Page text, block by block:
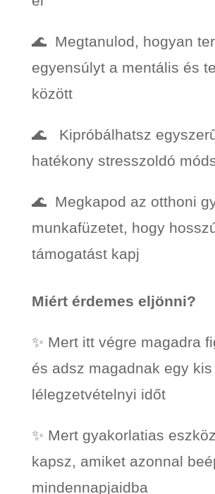
🌊 Megtanulod, hogyan
egyensúlyt a mentális és
között
🌊 Kipróbálhatsz
hatékony stresszoldó
🌊 Megkapod az otthoni
munkafüzetet, hogy
támogatást kapj
Miért érdemes eljönni?
✨ Mert itt végre magadra
és adsz magadnak egy kis
lélegzetvételnyi időt
✨ Mert gyakorlatias
kapsz, amiket azonnal
mindennapjaidba